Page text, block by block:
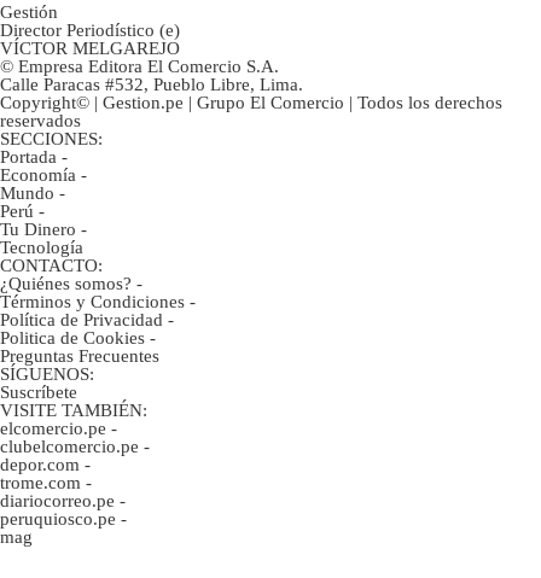
Gestión
Director Periodístico (e)
VÍCTOR MELGAREJO
© Empresa Editora El Comercio S.A.
Calle Paracas #532, Pueblo Libre, Lima.
Copyright© | Gestion.pe | Grupo El Comercio | Todos los derechos
reservados
SECCIONES:
Portada -
Economía -
Mundo -
Perú -
Tu Dinero -
Tecnología
CONTACTO:
¿Quiénes somos? -
Términos y Condiciones -
Política de Privacidad -
Politica de Cookies -
Preguntas Frecuentes
SÍGUENOS:
Suscríbete
VISITE TAMBIÉN:
elcomercio.pe -
clubelcomercio.pe -
depor.com -
trome.com -
diariocorreo.pe -
peruquiosco.pe -
mag